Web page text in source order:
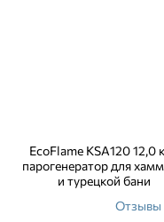
EcoFlame KSA120 12,0
парогенератор для
и турецкой бани
Отзывы